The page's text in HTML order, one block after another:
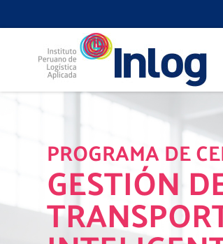
PROGRAMA DE
GESTIÓN